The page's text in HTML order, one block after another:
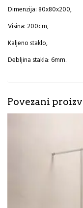
Dimenzija: 80x80x200,
Visina: 200cm,
Kaljeno staklo,
Debljina stakla: 6mm.
Povezani